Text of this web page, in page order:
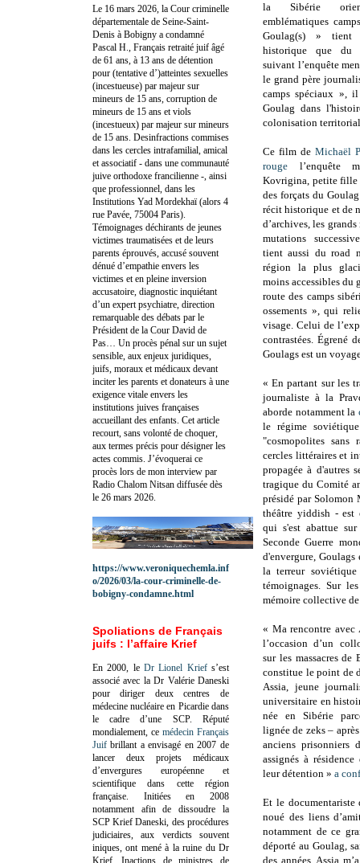
la Sibérie
emblématiques
Goulag(s) »
historique que du
suivant l’enquête
le grand père
camps spéciaux »,
Goulag dans
colonisation
Ce film de Michaël
rouge l’enquête
Kovrigina, petite fille
des forçats du
récit historique et de
d’archives, les
mutations
tient aussi du road
région la plus
moins accessibles du
route des camps
ossements », qui
visage. Celui de
contrastées. Égrené
Goulags est un
« En partant sur les
journaliste à la
aborde notamment la
le régime
"cosmopolites sans
cercles littéraires et
propagée à d'autres
tragique du Comité
présidé par Solomon
théâtre yiddish - est
qui s'est abattue
Seconde Guerre
d'envergure,
la terreur
témoignages. Sur
mémoire collective
« Ma rencontre avec
l’occasion d’un
sur les massacres de
constitue le point de
Assia, jeune
universitaire en
née en Sibérie
lignée de zeks –
anciens prisonniers
assignés à
leur détention » a
Et le
noué des liens
notamment de ce
déporté au Goulag,
des années, Assia
Le 16 mars 2026, la Cour criminelle
départementale de Seine-Saint-
Denis à Bobigny a condamné
Pascal H., Français retraité juif âgé
de 61 ans, à 13 ans de détention
pour (tentative d’)atteintes sexuelles
(incestueuse) par majeur sur
mineurs de 15 ans, corruption de
mineurs de 15 ans et viols
(incestueux) par majeur sur mineurs
de 15 ans. Desinfractions commises
dans les cercles intrafamilial, amical
et associatif - dans une communauté
juive orthodoxe francilienne -, ainsi
que professionnel, dans les
Institutions Yad Mordekhaï (alors 4
rue Pavée, 75004 Paris).
Témoignages déchirants de jeunes
victimes traumatisées et de leurs
parents éprouvés, accusé souvent
dénué d’empathie envers les
victimes et en pleine inversion
accusatoire, diagnostic inquiétant
d’un expert psychiatre, direction
remarquable des débats par le
Président de la Cour David de
Pas… Un procès pénal sur un sujet
sensible, aux enjeux juridiques,
juifs, moraux et médicaux devant
inciter les parents et donateurs à une
exigence vitale envers les
institutions juives françaises
accueillant des enfants. Cet article
recourt, sans volonté de choquer,
aux termes précis pour désigner les
actes commis. J’évoquerai ce
procès lors de mon interview par
Radio Chalom Nitsan diffusée dès
le 26 mars 2026.
https://www.veroniquechemla.inf
o/2026/03/la-cour-criminelle-de-
bobigny-condamne.html
Spoliations de Français
juifs : l’affaire Krief
En 2000, le Dr Lionel Kriefs’est
associé avec la Dr Valérie Daneski
pour diriger deux centres de
médecine nucléaire en Picardie dans
le cadre d’une SCP. Réputé
mondialement, ce médecin Français
Juif brillant a envisagé en 2007 de
lancer deux projets médicaux
d’envergures européenne et
scientifique dans cette région
française. Initiées en 2008
notamment afin de dissoudre la
SCP Krief Daneski, des procédures
judiciaires, aux verdicts souvent
iniques, ont mené à la ruine du Dr
Krief.Inactions de ministres de